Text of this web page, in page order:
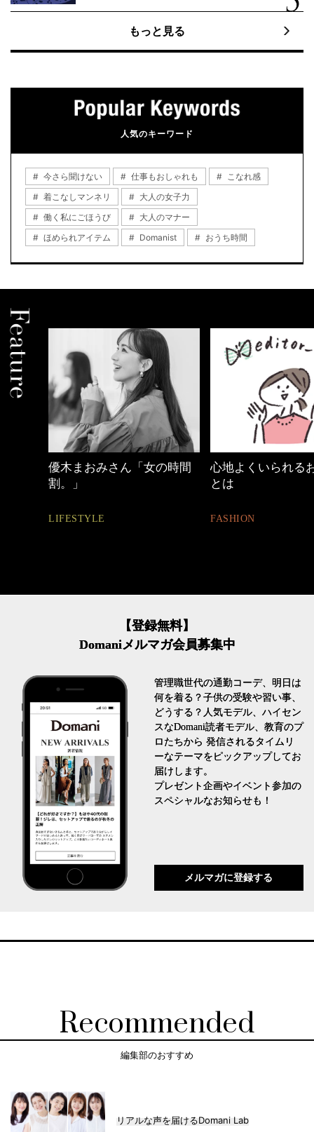
もっと見る
人気のキーワード
今さら聞けない 仕事もおしゃれも
こなれ感
着こなしマンネリ
大人の女子力
働く私にごほうび
大人のマナー
ほめられアイテム
Domanist おうち時間
優木まおみさん「女の時間
割。」
LIFESTYLE
心地よくいられる
とは
FASHION
【登録無料】
Domaniメルマガ会員募集中
管理職世代の通勤コーデ、明日は
何を着る？子供の受験や習い事、
どうする？人気モデル、ハイセン
スなDomani読者モデル、教育のプ
ロたちから 発信されるタイムリ
ーなテーマをピックアップしてお
届けします。
プレゼント企画やイベント参加の
スペシャルなお知らせも！
メルマガに登録する
Recommended
編集部のおすすめ
リアルな声を届けるDomani Lab